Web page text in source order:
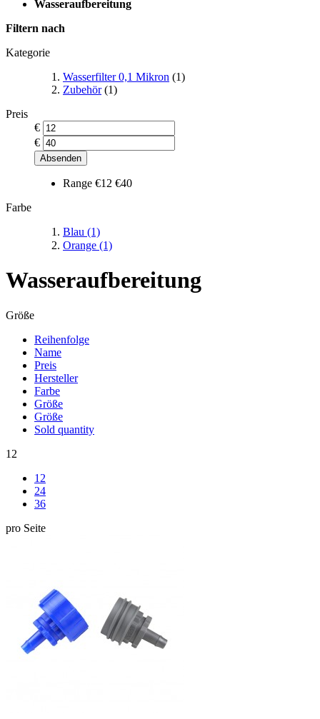
Wasseraufbereitung
Filtern nach
Kategorie
Wasserfilter 0,1 Mikron (1)
Zubehör(1)
Preis
€
€
Absenden
Range €12 €40
Farbe
Blau (1)
Orange (1)
Wasseraufbereitung
Größe
Reihenfolge
Name
Preis
Hersteller
Farbe
Größe
Größe
Sold quantity
12
12
24
36
pro Seite